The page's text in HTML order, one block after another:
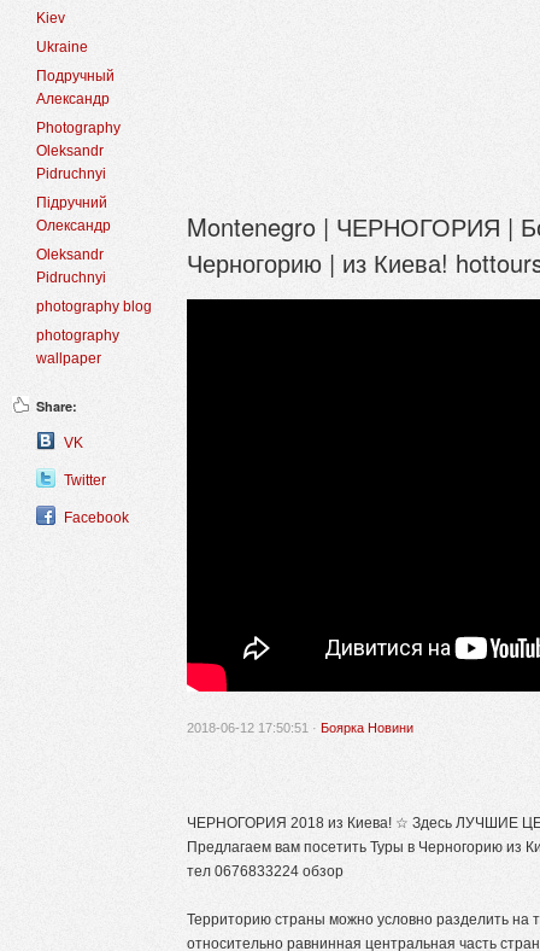
Kiev
Ukraine
Подручный
Александр
Photography
Oleksandr
Pidruchnyi
Підручний
Олександр
Oleksandr
Pidruchnyi
photography blog
photography
wallpaper
Share:
VK
Twitter
Facebook
Montenegro | ЧЕРНОГОРИЯ |
Черногорию | из Киева!
2018-06-12 17:50:51 · Боярка Новини
ЧЕРНОГОРИЯ 2018 из Киева! ☆ Здесь ЛУЧШИЕ
Предлагаем вам посетить Туры в Черногорию из
тел 0676833224 обзор
Территорию страны можно условно разделить на
относительно равнинная центральная часть